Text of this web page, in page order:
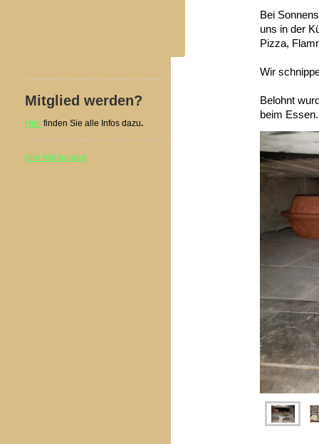
Bei
uns in der
Pizza,
Wir
Belohnt
beim Essen.
Mitglied werden?
Hier finden Sie alle Infos dazu.
Alle Meldungen